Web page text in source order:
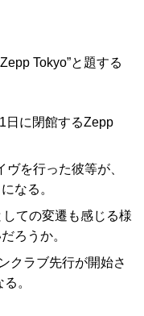
Tokyo”と題する
日に閉館するZepp
を行った彼等が、
なる。
ての変遷も感じる様
ろうか。
クラブ先行が開始さ
。